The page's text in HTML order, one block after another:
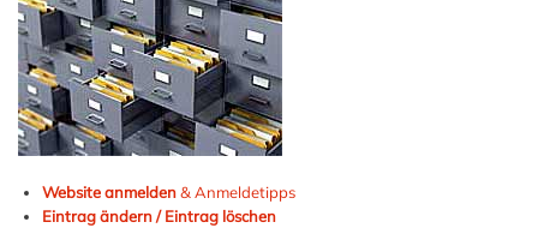
Website anmelden& Anmeldetipps
Eintrag ändern / Eintrag löschen